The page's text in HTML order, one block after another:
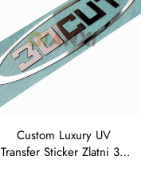
Custom Luxury UV
Transfer Sticker Zlatni 3D